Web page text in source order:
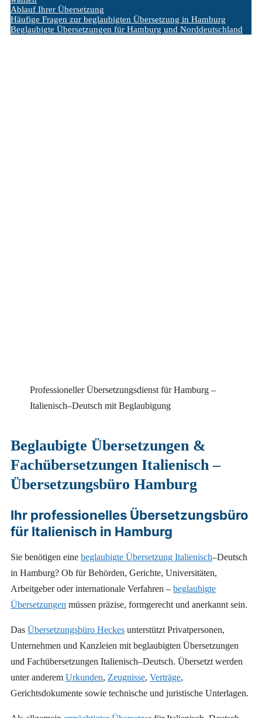
Ablauf Ihrer Übersetzung
Häufige Fragen zur beglaubigten Übersetzung in Hamburg
Beglaubigte Übersetzungen für Hamburg und Norddeutschland
Professioneller Übersetzungsdienst für Hamburg –
Italienisch–Deutsch mit Beglaubigung
Beglaubigte Übersetzungen &
Fachübersetzungen Italienisch –
Übersetzungsbüro Hamburg
Ihr professionelles Übersetzungsbüro
für Italienisch in Hamburg
Sie benötigen eine beglaubigte Übersetzung Italienisch–Deutsch
in Hamburg? Ob für Behörden, Gerichte, Universitäten,
Arbeitgeber oder internationale Verfahren – beglaubigte
Übersetzungen müssen präzise, formgerecht und anerkannt sein.
Das Übersetzungsbüro Heckes unterstützt Privatpersonen,
Unternehmen und Kanzleien mit beglaubigten Übersetzungen
und Fachübersetzungen Italienisch–Deutsch. Übersetzt werden
unter anderem Urkunden, Zeugnisse, Verträge,
Gerichtsdokumente sowie technische und juristische Unterlagen.